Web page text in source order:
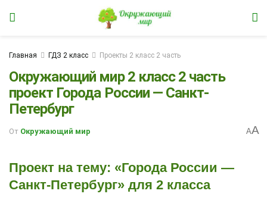
Главная ГДЗ 2 класс Проекты 2 класс 2 часть
Окружающий мир 2 класс 2 часть
проект Города России — Санкт-
Петербург
От Окружающий мир AA
Проект на тему: «Города России —
Санкт-Петербург» для 2 класса